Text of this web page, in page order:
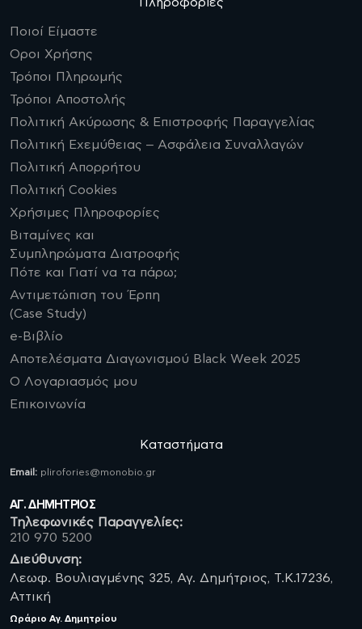
Πληροφορίες
Ποιοί Είμαστε
Οροι Χρήσης
Τρόποι Πληρωμής
Τρόποι Αποστολής
Πολιτική Ακύρωσης & Επιστροφής Παραγγελίας
Πολιτική Εχεμύθειας – Ασφάλεια Συναλλαγών
Πολιτική Απορρήτου
Πολιτική Cookies
Χρήσιμες Πληροφορίες
Βιταμίνες και
Συμπληρώματα Διατροφής
Πότε και Γιατί να τα πάρω;
Αντιμετώπιση του Έρπη
(Case Study)
e-Βιβλίο
Αποτελέσματα Διαγωνισμού Black Week 2025
Ο Λογαριασμός μου
Επικοινωνία
Καταστήματα
Email: plirofories@monobio.gr
ΑΓ. ΔΗΜΗΤΡΙΟΣ
Τηλεφωνικές Παραγγελίες:
210 970 5200
Διεύθυνση:
Λεωφ. Βουλιαγμένης 325, Αγ. Δημήτριος, Τ.Κ.17236,
Αττική
Ωράριο Αγ. Δημητρίου